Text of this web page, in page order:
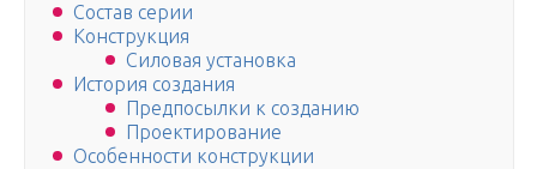
Состав серии
Конструкция
Силовая установка
История создания
Предпосылки к созданию
Проектирование
Особенности конструкции